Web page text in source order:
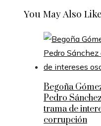
You May Also Like
Begoña
Pedro
trama de
corrupción